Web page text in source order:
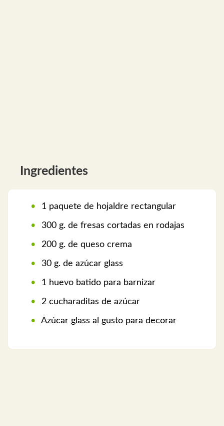
Ingredientes
1 paquete de hojaldre rectangular
300 g. de fresas cortadas en rodajas
200 g. de queso crema
30 g. de azúcar glass
1 huevo batido para barnizar
2 cucharaditas de azúcar
Azúcar glass al gusto para decorar